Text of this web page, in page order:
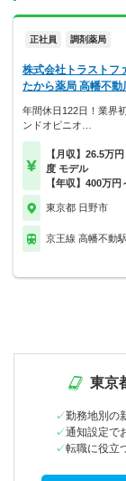
正社員 調剤薬局
株式会社トラストフ
たから薬局 高幡不動
年間休日122日！業界
ンドオピニオ…
【月収】26.5万
度 モデル
【年収】400万円
東京都 日野市
京王線 高幡不動
東京
勤務地別の
通知設定で
転職に役立